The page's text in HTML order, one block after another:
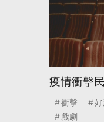
疫情衝擊
衝擊
戲劇